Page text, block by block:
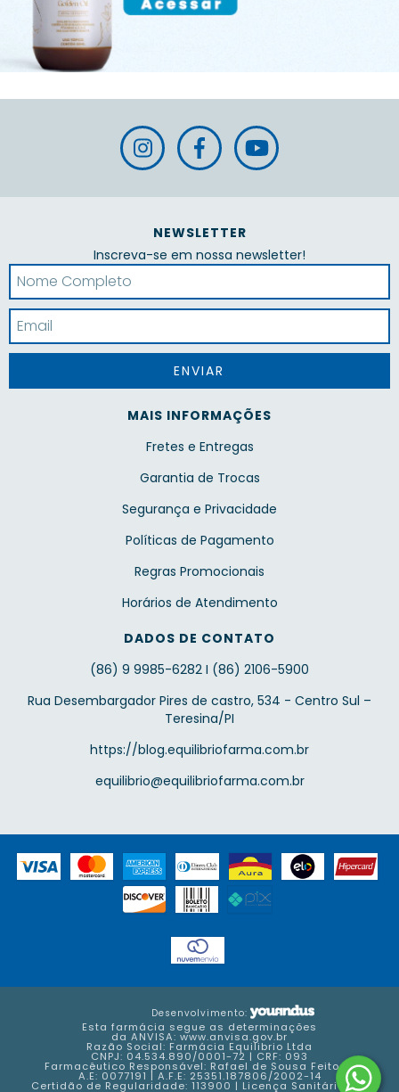
NEWSLETTER
Inscreva-se em nossa newsletter!
MAIS INFORMAÇÕES
Fretes e Entregas
Garantia de Trocas
Segurança e Privacidade
Políticas de Pagamento
Regras Promocionais
Horários de Atendimento
DADOS DE CONTATO
(86) 9 9985-6282 I (86) 2106-5900
Rua Desembargador Pires de castro, 534 - Centro Sul –
Teresina/PI
https://blog.equilibriofarma.com.br
equilibrio@equilibriofarma.com.br
Desenvolvimento:
Esta farmácia segue as determinações
da ANVISA: www.anvisa.gov.br
Razão Social: Farmácia Equilibrio Ltda
CNPJ: 04.534.890/0001-72 | CRF: 093
Farmacêutico Responsável: Rafael de Sousa Feitosa
A.E: 0077191 | A.F.E: 25351.187806/2002-14
Certidão de Regularidade: 113900 | Licença Sanitária: FM